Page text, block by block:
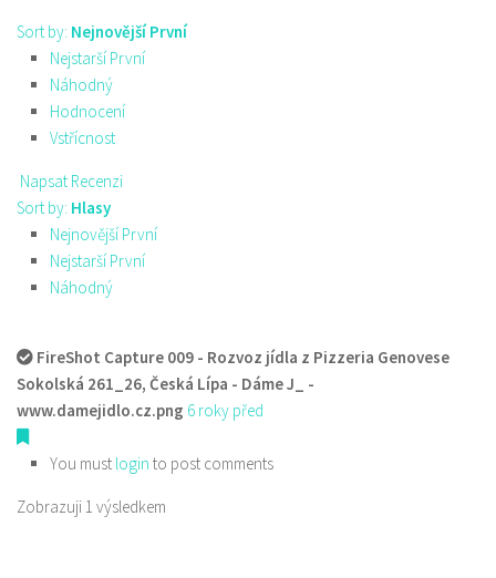
Sort by: Nejnovější První
Nejstarší První
Náhodný
Hodnocení
Vstřícnost
Napsat Recenzi
Sort by: Hlasy
Nejnovější První
Nejstarší První
Náhodný
FireShot Capture 009 - Rozvoz jídla z Pizzeria Genovese
Sokolská 261_26, Česká Lípa - Dáme J_ -
www.damejidlo.cz.png 6 roky před
You must login to post comments
Zobrazuji 1 výsledkem